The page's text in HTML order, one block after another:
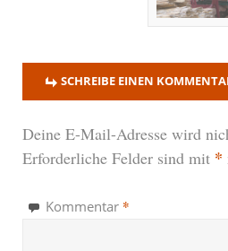
SCHREIBE EINEN
Deine E-Mail-Adresse wird
Erforderliche Felder sind mit *
Kommentar *